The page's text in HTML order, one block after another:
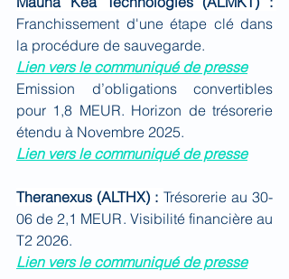
Franchissement d'une étape clé dans
la procédure de sauvegarde.
Lien vers le communiqué de presse
Emission d’obligations convertibles
pour 1,8 MEUR. Horizon de trésorerie
étendu à Novembre 2025.
Lien vers le communiqué de presse
Theranexus (ALTHX) : Trésorerie au 30-
06 de 2,1 MEUR. Visibilité financière au
T2 2026.
Lien vers le communiqué de presse